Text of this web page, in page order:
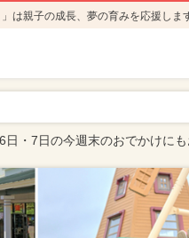
は親子の成長、夢の育みを応援しま
6日・7日の今週末のおでかけに